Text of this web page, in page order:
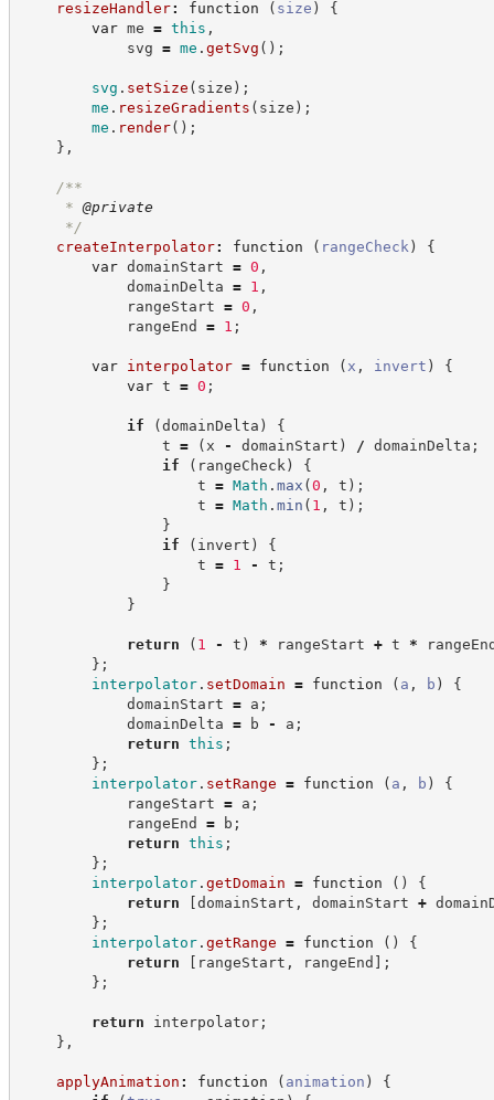
resizeHandler: function ( size )
{
var me = this ,
svg = me . getSvg ( ) ;
svg . setSize ( size ) ;
me . resizeGradients ( size ) ;
me . render( ) ;
} ,
/**
* @private
*/
createInterpolator: function ( rangeCheck )
{
var domainStart = 0 ,
domainDelta = 1 ,
rangeStart = 0 ,
rangeEnd = 1 ;
var interpolator = function ( x , invert )
{
var t = 0 ;
if (domainDelta )
{
t = ( x - domainStart ) / domainDelta ;
if
( rangeCheck )
{
t = Math . max (0 , t ) ;
t = Math . min ( 1 , t ) ;
}
if
( invert )
{
t = 1 - t ;
}
}
return ( 1 - t ) * rangeStart + t *
} ;
interpolator. setDomain = function ( a , b )
{
domainStart = a ;
domainDelta = b - a ;
return this ;
} ;
interpolator. setRange = function ( a , b )
{
rangeStart = a ;
rangeEnd = b ;
return this ;
} ;
interpolator. getDomain = function ( )
{
return
[domainStart , domainStart +
} ;
interpolator. getRange = function ( )
{
return
[ rangeStart , rangeEnd ] ;
} ;
return interpolator;
} ,
applyAnimation : function ( animation )
{